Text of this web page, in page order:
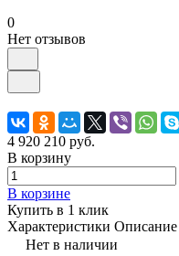
0
Нет отзывов
4 920 210 руб.
В корзину
В корзине
Купить в 1 клик
Характеристики Описание
Нет в наличии